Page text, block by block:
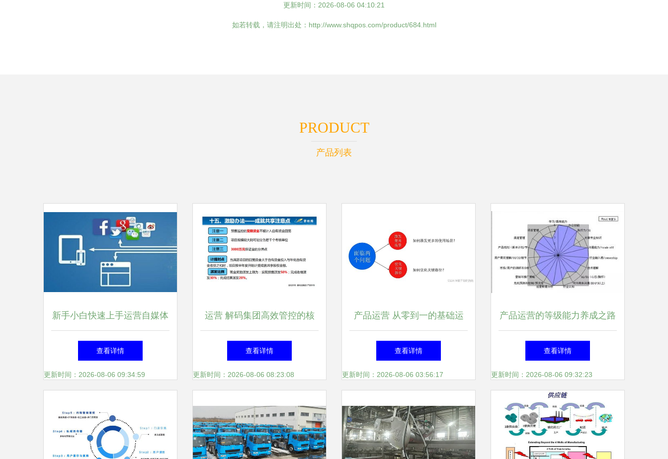
更新时间：2026-08-06 04:10:21
如若转载，请注明出处：http://www.shqpos.com/product/684.html
PRODUCT
产品列表
新手小白快速上手运营自媒体
掌握这4点，轻松开启无忧之
路
查看详情
更新时间：2026-08-06 09:34:59
运营 解码集团高效管控的核
心命脉
查看详情
更新时间：2026-08-06 08:23:08
产品运营 从零到一的基础运
营全解析
查看详情
更新时间：2026-08-06 03:56:17
产品运营的等级能力养成之路
从执行到战略的跃迁图谱
查看详情
更新时间：2026-08-06 09:32:23